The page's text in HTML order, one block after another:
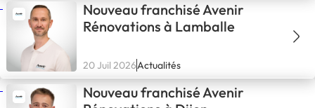
Nouveau franchisé Avenir
Rénovations à Lamballe
20 Juil 2026Actualités
Nouveau franchisé Avenir